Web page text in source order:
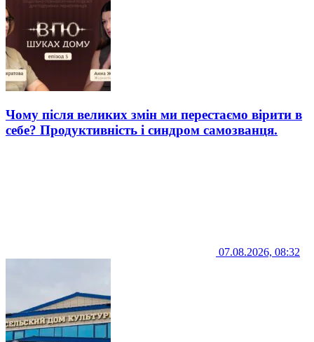
Чому після великих змін ми перестаємо вірити в
себе? Продуктивність і синдром самозванця.
07.08.2026, 08:32